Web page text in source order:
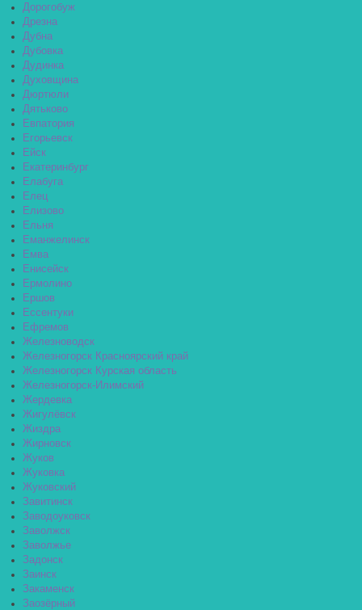
Дорогобуж
Дрезна
Дубна
Дубовка
Дудинка
Духовщина
Дюртюли
Дятьково
Евпатория
Егорьевск
Ейск
Екатеринбург
Елабуга
Елец
Елизово
Ельня
Еманжелинск
Емва
Енисейск
Ермолино
Ершов
Ессентуки
Ефремов
Железноводск
Железногорск Красноярский край
Железногорск Курская область
Железногорск-Илимский
Жердевка
Жигулёвск
Жиздра
Жирновск
Жуков
Жуковка
Жуковский
Завитинск
Заводоуковск
Заволжск
Заволжье
Задонск
Заинск
Закаменск
Заозёрный